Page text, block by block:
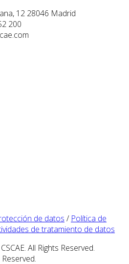
12 28046 Madrid
200
de datos / Política de
de tratamiento de datos
All Rights Reserved.